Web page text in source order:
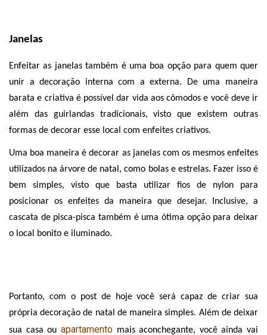
Janelas
Enfeitar as janelas também é uma boa opção para quem quer
unir a decoração interna com a externa. De uma maneira
barata e criativa é possível dar vida aos cômodos e você deve ir
além das guirlandas tradicionais, visto que existem outras
formas de decorar esse local com enfeites criativos.
Uma boa maneira é decorar as janelas com os mesmos enfeites
utilizados na árvore de natal, como bolas e estrelas. Fazer isso é
bem simples, visto que basta utilizar fios de nylon para
posicionar os enfeites da maneira que desejar. Inclusive, a
cascata de pisca-pisca também é uma ótima opção para deixar
o local bonito e iluminado.
Portanto, com o post de hoje você será capaz de criar sua
própria decoração de natal de maneira simples. Além de deixar
sua casa ou apartamento mais aconchegante, você ainda vai